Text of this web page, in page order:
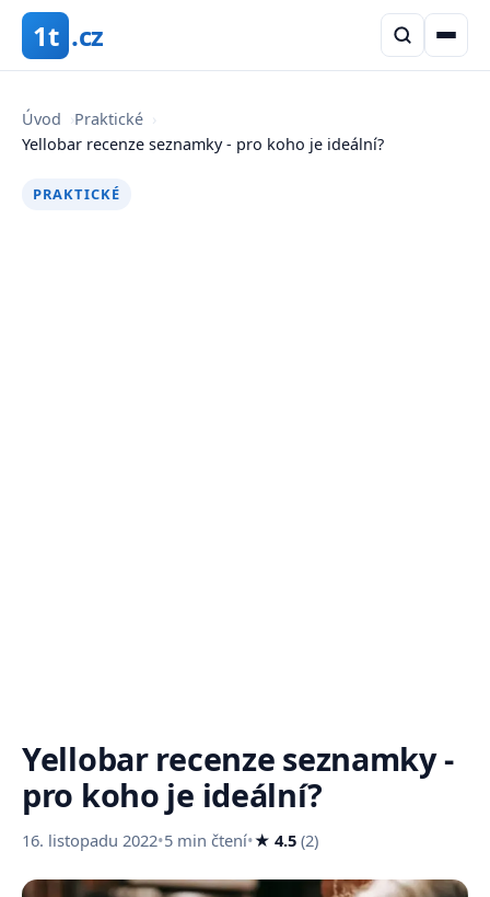
1t .cz
Úvod ›Praktické ›
Yellobar recenze seznamky - pro koho je ideální?
PRAKTICKÉ
Yellobar recenze seznamky -
pro koho je ideální?
16. listopadu 2022•5 min čtení•★ 4.5 (2)